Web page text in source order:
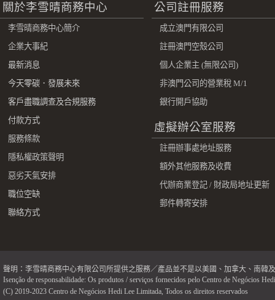
關於李雪晴商務中心
李雪晴商務中心簡介
企業大事紀
最新消息
今天零碳．發展未來
客戶盡職調查及合規服務
付款方式
服務條款
隱私權政策聲明
惡劣天氣安排
職位空缺
聯絡方式
公司註冊服務
成立澳門有限公司
註冊澳門空殼公司
個人企業主 (無限公司)
非澳門公司的營業稅 M/1
銀行開戶協助
虛擬辦公室服務
註冊辦事處地址服務
額外其他服務及收費
代辦商業登記 / 財政局地址更新
郵件轉寄安排
聲明：李雪晴商務中心有限公司所提供之服務／產品並不是以美國、加拿大、南韓
Isenção de responsabilidade: Os produtos / serviços fornecidos pelo Centro de Negócios
(C) 2019-2023 Centro de Negócios Hedi Lee Limitada, Todos os direitos reservados